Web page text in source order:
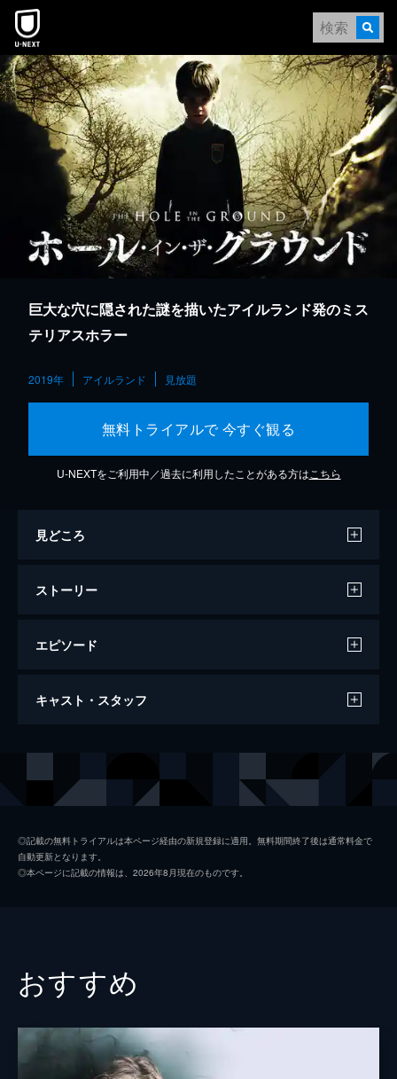
本文へスキップ
巨大な穴に隠された謎を描いたアイルランド発のミス
テリアスホラー
2019年 アイルランド 見放題
無料トライアルで 今すぐ観る
U-NEXTをご利用中／過去に利用したことがある方は こちら
見どころ
ストーリー
エピソード
ホール・イン・ザ・グラウンド
キャスト・スタッフ
ジェームズ・クイン・マーキー
音楽 スティーヴン・マッキーオン
◎記載の無料トライアルは本ページ経由の新規登録に適用。無料期間終了後は通常料金で
自動更新となります。
◎本ページに記載の情報は、2026年8月現在のものです。
おすすめ